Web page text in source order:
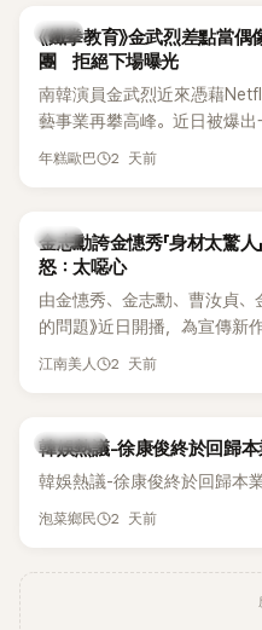
員身分出道，該團在 2000 年
智英兩位女成員，以及張錫炫
過後來爆出長達四年的團內
李智惠言語辱罵、動手等爭議
體解散後，李智惠轉型 solo
藝圈。據悉，她當年能加入
感情方面，李智惠於 2017
目，她經營的 YouTube 頻道
受網友喜愛，再度迎來事業第
韓星
《鐵拳教育》金武烈差點當偶
團 拒絕下場曝光
南韓演員金武烈近來憑藉
藝事業再攀高峰。近日被爆
他當年差點不是以演員身分
年糕歐巴 2 天前
韓星
金志勳誇金憓秀「身材太驚
怒：太噁心
由金憓秀、金志勳、曹汝貞、
的問題》近日開播，為宣傳新
節目，不料訪談中的一段發言
江南美人 2 天前
熱議討論
韓娛熱議-徐康俊終於回歸
韓娛熱議-徐康俊終於回歸本
泡菜鄉民 2 天前